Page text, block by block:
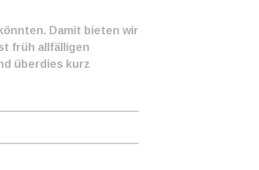
Damit bieten wir
früh allfälligen
überdies kurz